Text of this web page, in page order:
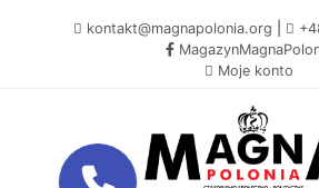
kontakt@magnapolonia.org
Moje konto